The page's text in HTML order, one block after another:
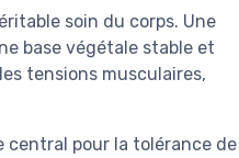
soin du corps. Une
base végétale stable et
tensions musculaires,
central pour la tolérance de